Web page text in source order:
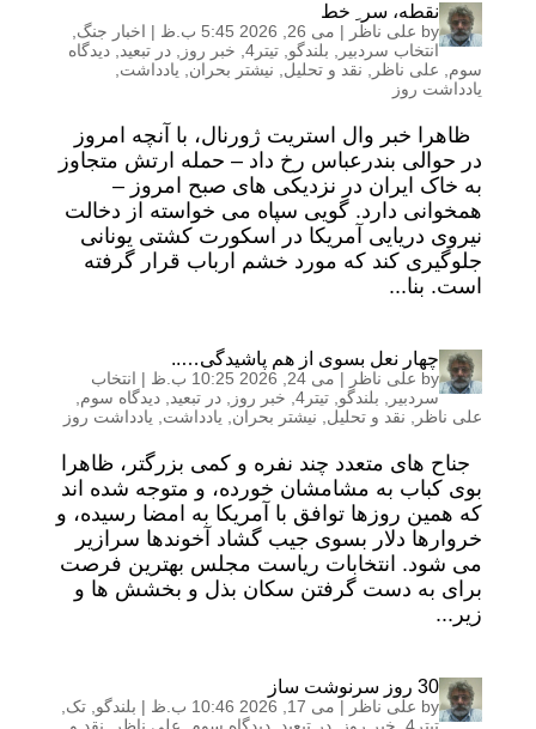
نقطه، سر ِ خط
by علی ناظر | می 26, 2026 5:45 ب.ظ | اخبار جنگ
انتخاب سردبیر
بلندگو تیتر4 , خبر روز در تبعید
دیدگاه
سوم
علی ناظر نقد و تحلیل نیشتر بحران یادداشت
یادداشت روز
ظاهرا خبر وال استریت ژورنال، با آنچه امروز
در حوالی بندرعباس رخ داد – حمله ارتش متجاوز
به خاک ایران در نزدیکی های صبح امروز –
همخوانی دارد. گویی سپاه می خواسته از دخالت
نیروی دریایی آمریکا در اسکورت کشتی یونانی
جلوگیری کند که مورد خشم ارباب قرار گرفته
است. بنا...
چهار نعل بسوی از هم پاشیدگی…..
by علی ناظر | می 24, 2026 10:25 ب.ظ | انتخاب
سردبیر
بلندگو تیتر4 , خبر روز در تبعید دیدگاه سوم
علی ناظر
نقد و تحلیل نیشتر بحران یادداشت یادداشت روز
جناح های متعدد چند نفره و کمی بزرگتر، ظاهرا
بوی کباب به مشامشان خورده، و متوجه شده اند
که همین روزها توافق با آمریکا به امضا رسیده، و
خروارها دلار بسوی جیب گشاد آخوندها سرازیر
می شود. انتخابات ریاست مجلس بهترین فرصت
برای به دست گرفتن سکان بذل و بخشش ها و
زیر...
30 روز سرنوشت ساز
by علی ناظر | می 17, 2026 10:46 ب.ظ | بلندگو تک